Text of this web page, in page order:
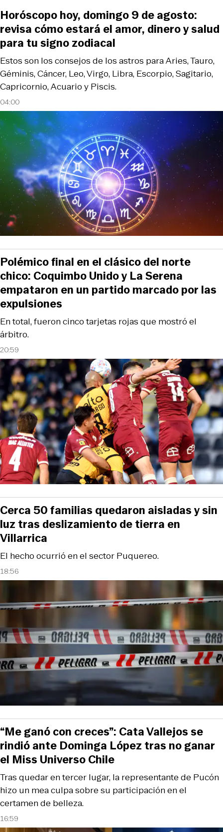
04:00
Estos son los consejos de los astros para Aries, Tauro,
Géminis, Cáncer, Leo, Virgo, Libra, Escorpio, Sagitario,
Capricornio, Acuario y Piscis.
Horóscopo hoy, domingo 9 de agosto:
revisa cómo estará el amor, dinero y salud
para tu signo zodiacal
20:59
En total, fueron cinco tarjetas rojas que mostró el
árbitro.
Polémico final en el clásico del norte
chico: Coquimbo Unido y La Serena
empataron en un partido marcado por las
expulsiones
18:56
El hecho ocurrió en el sector Puquereo.
Cerca 50 familias quedaron aisladas y sin
luz tras deslizamiento de tierra en
Villarrica
16:59
Tras quedar en tercer lugar, la representante de Pucón
hizo un mea culpa sobre su participación en el
certamen de belleza.
“Me ganó con creces”: Cata Vallejos se
rindió ante Dominga López tras no ganar
el Miss Universo Chile